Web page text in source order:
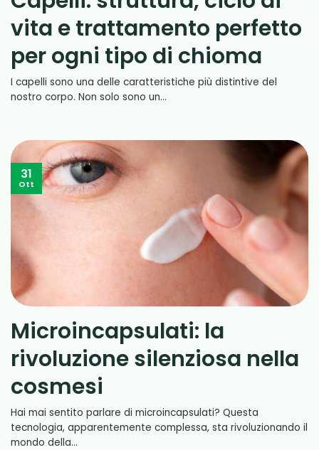
vita e trattamento perfetto
per ogni tipo di chioma
I capelli sono una delle caratteristiche più distintive del
nostro corpo. Non solo sono un...
Microincapsulati: la
rivoluzione silenziosa nella
cosmesi
Hai mai sentito parlare di microincapsulati? Questa
tecnologia, apparentemente complessa, sta rivoluzionando il
mondo della...
31
Ott